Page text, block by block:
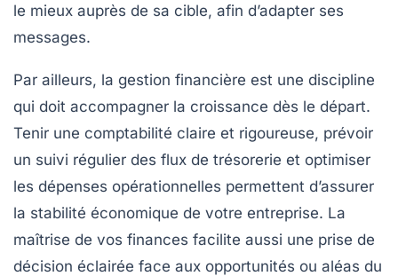
le mieux auprès de sa cible, afin d’adapter ses
messages.
Par ailleurs, la gestion financière est une discipline
qui doit accompagner la croissance dès le départ.
Tenir une comptabilité claire et rigoureuse, prévoir
un suivi régulier des flux de trésorerie et optimiser
les dépenses opérationnelles permettent d’assurer
la stabilité économique de votre entreprise. La
maîtrise de vos finances facilite aussi une prise de
décision éclairée face aux opportunités ou aléas du